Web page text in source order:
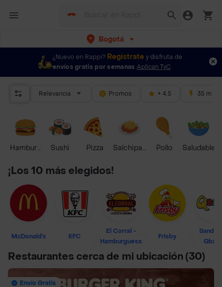
Bogotá
¿Nuevo en Rappi? Regístrate y disfruta de
envíos gratis por semanas Aplican TyC
Relevancia Promos + 4.5 35 mins
HamburguesaSushi Pizza Salchipapas Pollo Saludable
¡Los 10 más elegidos!
McDonald's KFC
El Corral -
Hamburguesa
Frisby
Restaurantes cerca de mi ubicación (30)
Envío Gratis